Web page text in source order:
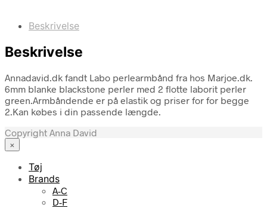
Beskrivelse
Beskrivelse
Annadavid.dk fandt Labo perlearmbånd fra hos Marjoe.dk.
6mm blanke blackstone perler med 2 flotte laborit perler
green.Armbåndende er på elastik og priser for for begge
2.Kan købes i din passende længde.
Copyright Anna David
×
Tøj
Brands
A-C
D-F